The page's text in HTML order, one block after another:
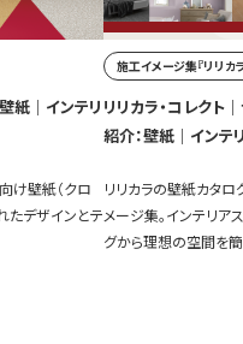
紙｜インテリ
け壁紙（クロ
たデザインとテ
施工イメージ集『リリカ
リリカラ・コレク
紹介：壁紙｜インテ
リリカラの壁紙カタロ
メージ集。インテリア
グから理想の空間を